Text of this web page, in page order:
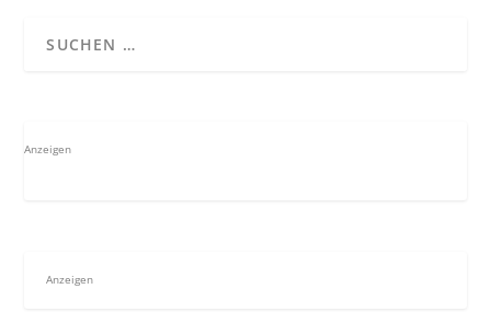
Anzeigen
Anzeigen